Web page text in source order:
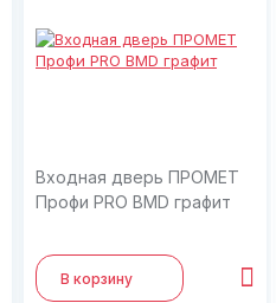
Входная дверь ПРОМЕТ
Профи PRO BMD графит
В корзину